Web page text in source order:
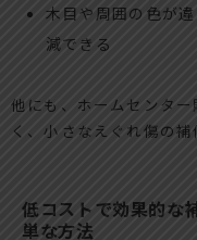
木目や周囲の色が
減できる
他にも、ホームセンタ
く、小さなえぐれ傷の
低コストで効果的な
単な方法